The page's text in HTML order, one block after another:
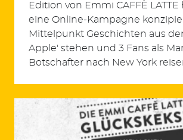
Edition von Emmi CAFFÈ
eine Online-Kampagne
Mittelpunkt Geschichten aus
Apple' stehen und 3 Fans als
Botschafter nach New York